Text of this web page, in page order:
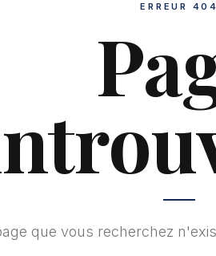
ERREUR 404
que vous recherchez